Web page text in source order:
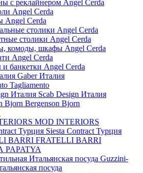
с реклайнером Angel Cerda
Angel Cerda
Angel Cerda
столики Angel Cerda
столики Angel Cerda
комоды, шкафы Angel Cerda
Angel Cerda
банкетки Angel Cerda
Gaber Италия
Tagliamento
Scab Design Италия
Bergenson Bjorn
MOD INTERIORS
Siesta Contract Турция
FRATELLI BARRI
PAPATYA
Guzzini-
посуда